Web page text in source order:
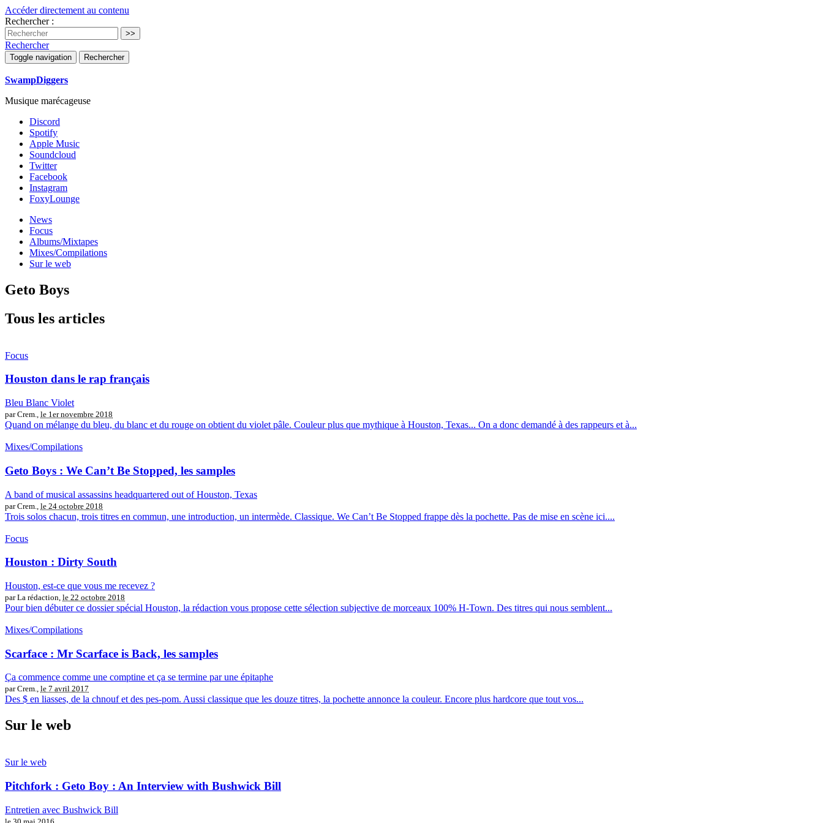
Accéder directement au contenu
Rechercher :
Rechercher
Toggle navigation Rechercher
SwampDiggers
Musique marécageuse
Discord
Spotify
Apple Music
Soundcloud
Twitter
Facebook
Instagram
FoxyLounge
News
Focus
Albums/Mixtapes
Mixes/Compilations
Sur le web
Geto Boys
Tous les articles
Focus
Houston dans le rap français
Bleu Blanc Violet
par Crem., le 1er novembre 2018
Quand on mélange du bleu, du blanc et du rouge on obtient du violet pâle. Couleur plus que mythique à Houston, Texas... On a donc demandé à des rappeurs et à...
Mixes/Compilations
Geto Boys : We Can’t Be Stopped, les samples
A band of musical assassins headquartered out of Houston, Texas
par Crem., le 24 octobre 2018
Trois solos chacun, trois titres en commun, une introduction, un intermède. Classique. We Can’t Be Stopped frappe dès la pochette. Pas de mise en scène ici....
Focus
Houston : Dirty South
Houston, est-ce que vous me recevez ?
par La rédaction, le 22 octobre 2018
Pour bien débuter ce dossier spécial Houston, la rédaction vous propose cette sélection subjective de morceaux 100% H-Town. Des titres qui nous semblent...
Mixes/Compilations
Scarface : Mr Scarface is Back, les samples
Ça commence comme une comptine et ça se termine par une épitaphe
par Crem., le 7 avril 2017
Des $ en liasses, de la chnouf et des pes-pom. Aussi classique que les douze titres, la pochette annonce la couleur. Encore plus hardcore que tout vos...
Sur le web
Sur le web
Pitchfork : Geto Boy : An Interview with Bushwick Bill
Entretien avec Bushwick Bill